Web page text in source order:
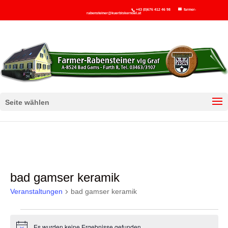
+43 (0)676 412 46 98
farmer-
rabensteiner@kuerbiskernoel.at
Seite wählen
bad gamser keramik
Veranstaltungen bad gamser keramik
Veranstaltungen